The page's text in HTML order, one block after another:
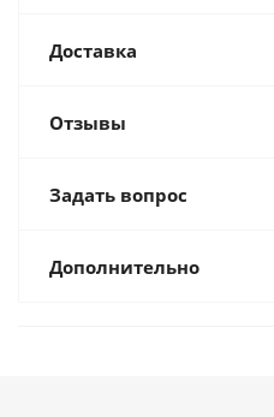
Доставка
Отзывы
Задать вопрос
Дополнительно